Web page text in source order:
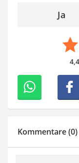
Ja
Kommentare (0)